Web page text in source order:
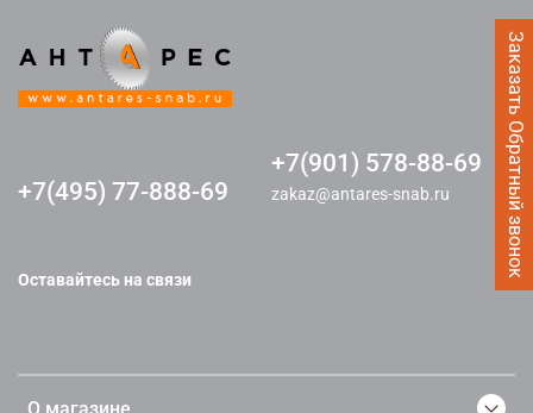
Заказать Обратный звонок
+7(495) 77-888-69
+7(901) 578-88-69
zakaz@antares-snab.ru
Оставайтесь на связи